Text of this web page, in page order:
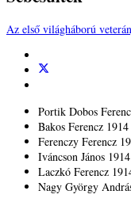
Az első világháború
Portik Dobos
Bakos Ferencz
Ferenczy Ferencz
Iváncson János
Laczkó Ferencz
Nagy György